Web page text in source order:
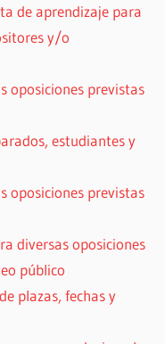
de aprendizaje para
y/o
oposiciones previstas
estudiantes y
oposiciones previstas
diversas oposiciones
público
plazas, fechas y